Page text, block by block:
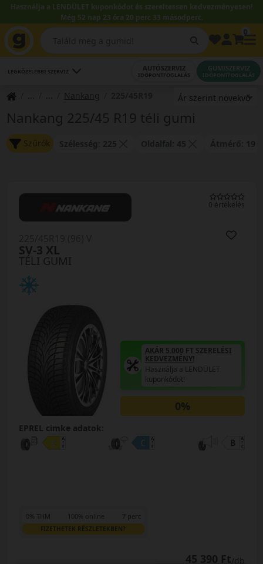
Használja a LENDÜLET kuponkódot és szereltessen kedvezményesen!
Még 52 nap 23 óra 20 perc 33 másodperc.
LEGKÖZELEBBI SZERVIZ AUTÓSZERVIZ
IDŐPONTFOGLALÁS
GUMISZERVIZ
IDŐPONTFOGLALÁS
Nankang
Nankang 225/45 R19 téli gumi
Szűrők
0 értékelés
TÉLI GUMI
SV-3 XL
AKÁR 5.000 FT SZERELÉSI
KEDVEZMÉNY!
Használja a LENDÜLET
kuponkódot!
0%
EPREL cimke adatok:
0% THM 100% online 7 perc
FIZETHETEK RÉSZLETEKBEN?
45 390 Ft/db